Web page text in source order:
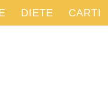
DIETE CARTI